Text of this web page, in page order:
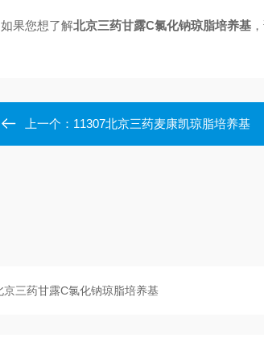
如果您想了解北京三药甘露C氯化钠琼脂培养基
上一个： 11307北京三药麦康凯琼脂培养基